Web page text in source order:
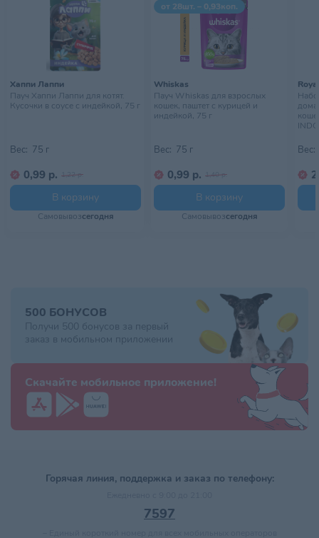
Хаппи Лаппи
Пауч Хаппи Лаппи для котят.
Кусочки в соусе с индейкой, 75 г
Вес: 75 г
0,99 р. 1,22 р.
В корзину
Самовывозсегодня
от 28шт. – 0,93коп.
Whiskas
Пауч Whiskas для взрослых
кошек, паштет с курицей и
индейкой, 75 г
Вес: 75 г
0,99 р. 1,40 р.
В корзину
Самовывозсегодня
Вес:
500 БОНУСОВ
Получи 500 бонусов за первый
заказ в мобильном приложении
Скачайте мобильное приложение!
Горячая линия, поддержка и заказ по телефону:
7597